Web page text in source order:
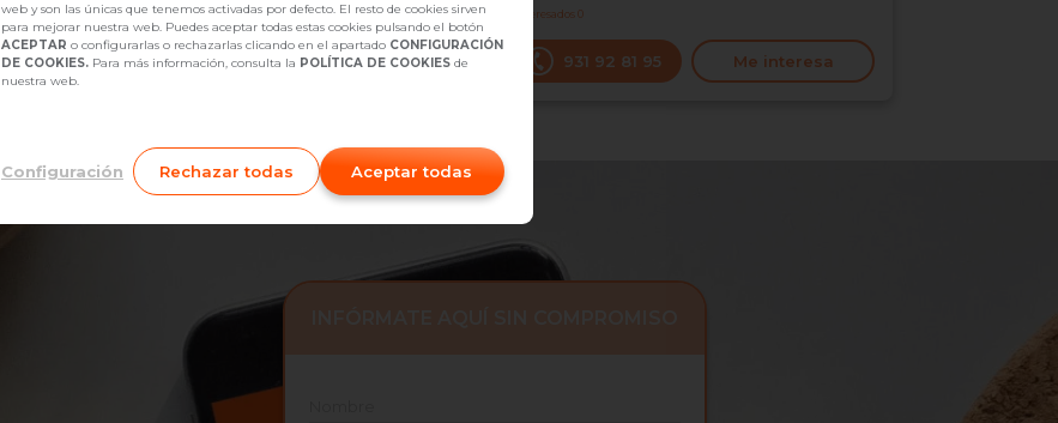
Interesados0
931 17 15 39 Me interesa
Interesados0
931 92 81 95 Me interesa
web y son las únicas que tenemos activadas por defecto. El resto de cookies sirven
para mejorar nuestra web. Puedes aceptar todas estas cookies pulsando el botón
ACEPTAR o configurarlas o rechazarlas clicando en el apartado CONFIGURACIÓN
DE COOKIES. Para más información, consulta la POLÍTICA DE COOKIES de
nuestra web.
Configuración Rechazar todas Aceptar todas